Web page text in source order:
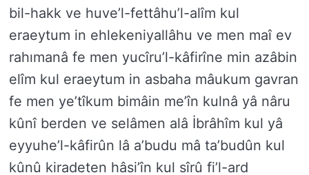
bil-hakk ve huve’l-fettâhu’l-alîm kul
eraeytum in ehlekeniyallâhu ve men maî ev
rahımanâ fe men yucîru’l-kâfirîne min azâbin
elîm kul eraeytum in asbaha mâukum gavran
fe men ye’tîkum bimâin me’în kulnâ yâ nâru
kûnî berden ve selâmen alâ İbrâhîm kul yâ
eyyuhe’l-kâfirûn lâ a’budu mâ ta’budûn kul
kûnû kiradeten hâsi’în kul sîrû fi’l-ard